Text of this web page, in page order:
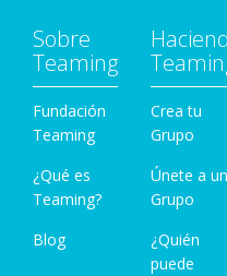
Sobre
Teaming
Fundación
Teaming
¿Qué es
Teaming?
Blog
Crea tu
Grupo
Únete a un
Grupo
¿Quién
puede